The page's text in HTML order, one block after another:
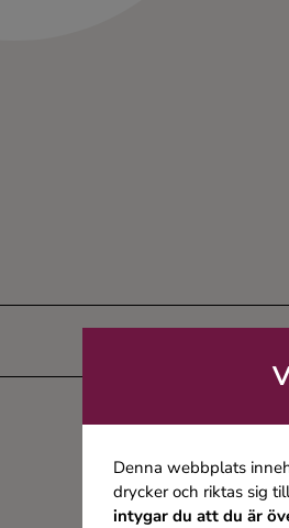
Denna webbplats
drycker och riktas sig
intygar du att du är
Du